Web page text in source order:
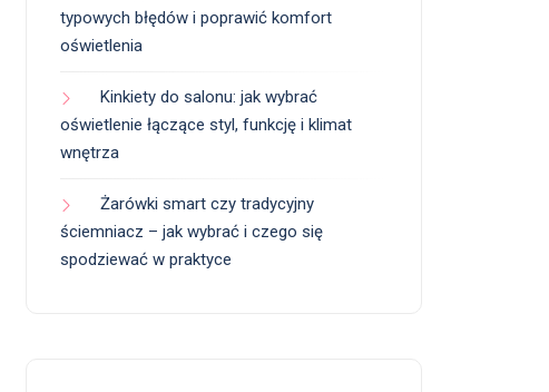
typowych błędów i poprawić komfort
oświetlenia
Kinkiety do salonu: jak wybrać
oświetlenie łączące styl, funkcję i klimat
wnętrza
Żarówki smart czy tradycyjny
ściemniacz – jak wybrać i czego się
spodziewać w praktyce